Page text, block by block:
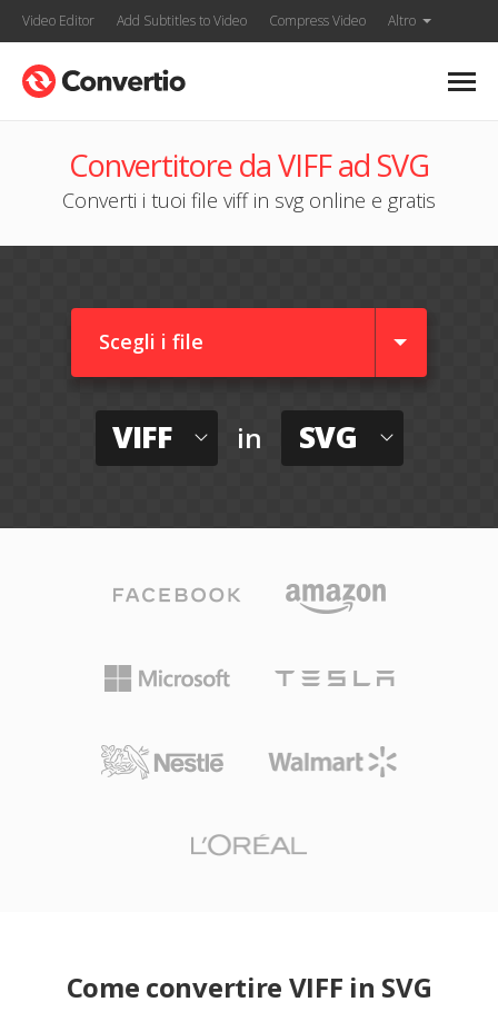
Video Editor Add Subtitles to Video Compress Video Altro
Convertitore da VIFF ad SVG
Converti i tuoi file viff in svg online e gratis
Scegli i file
VIFF in SVG
Come convertire VIFF in SVG